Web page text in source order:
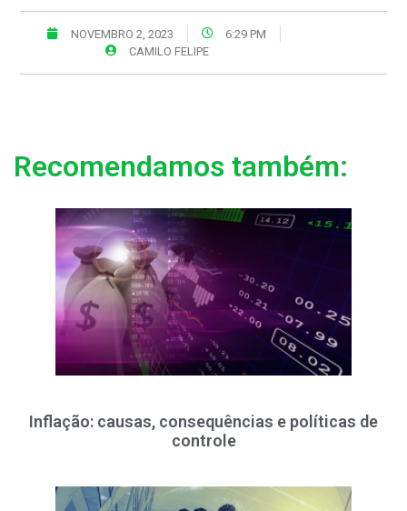
NOVEMBRO 2, 2023
6:29 PM
CAMILO FELIPE
Recomendamos também:
Inflação: causas, consequências e políticas de
controle